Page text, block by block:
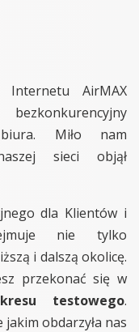
AirMAX
Miło nam
sieci objął
dla Klientów i
nie tylko
i dalszą okolicę.
przekonać się w
testowego.
obdarzyła nas